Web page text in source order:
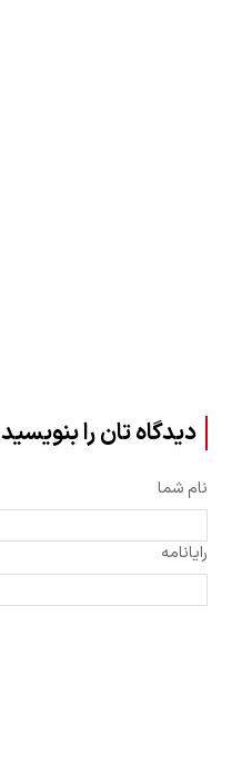
دیدگاه تان را بنویسید
نام شما
رایانامه